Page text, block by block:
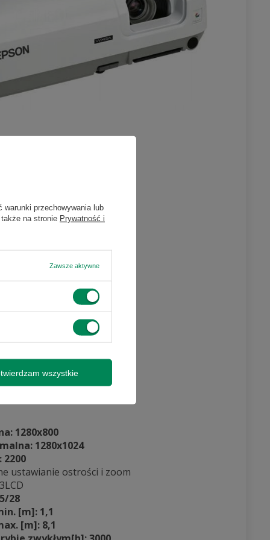
1280x800
1280x1024
2200
ustawianie ostrości i zoom
3LCD
28
[m]: 1,1
[m]: 8,1
w
się
warunki przechowywania lub
na stronie Prywatność i
Zawsze aktywne
wszystkie